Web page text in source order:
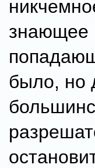
знающее
было, но